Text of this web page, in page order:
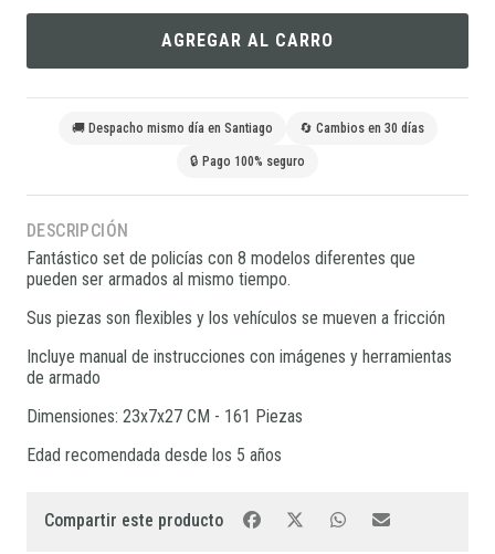
AGREGAR AL CARRO
🚚 Despacho mismo día en Santiago 🔄 Cambios en 30 días
🔒 Pago 100% seguro
DESCRIPCIÓN
Fantástico set de policías con 8 modelos diferentes que
pueden ser armados al mismo tiempo.
Sus piezas son flexibles y los vehículos se mueven a fricción
Incluye manual de instrucciones con imágenes y herramientas
de armado
Dimensiones: 23x7x27 CM - 161 Piezas
Edad recomendada desde los 5 años
Compartir este producto